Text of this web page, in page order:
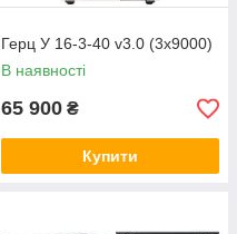
Герц У 16-3-40 v3.0 (3х9000)
В наявності
65 900 ₴
Купити